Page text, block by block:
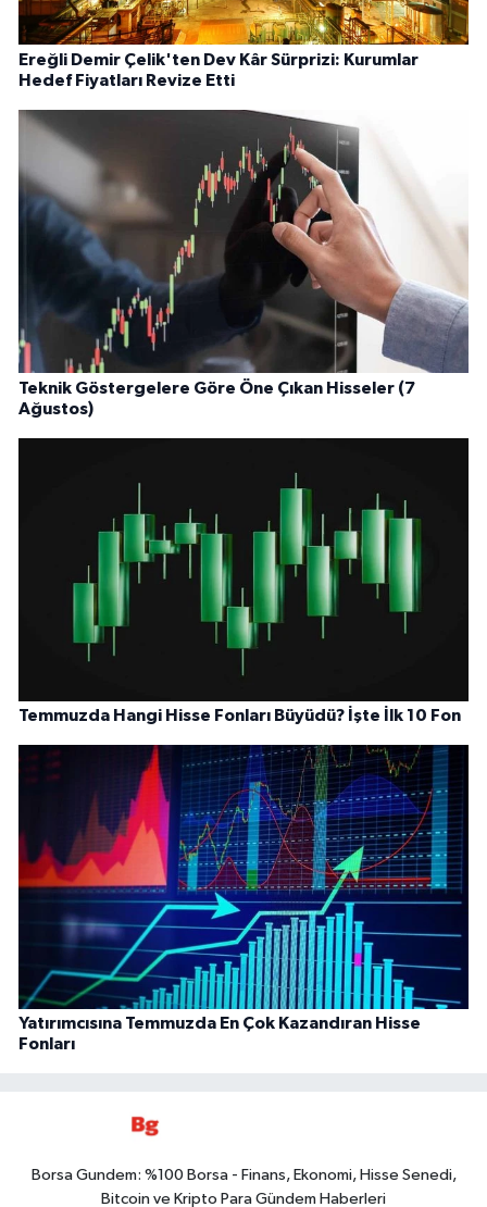
Ereğli Demir Çelik'ten Dev Kâr Sürprizi: Kurumlar
Hedef Fiyatları Revize Etti
Teknik Göstergelere Göre Öne Çıkan Hisseler (7
Ağustos)
Temmuzda Hangi Hisse Fonları Büyüdü? İşte İlk 10 Fon
Yatırımcısına Temmuzda En Çok Kazandıran Hisse
Fonları
Borsa Gundem: %100 Borsa - Finans, Ekonomi, Hisse Senedi,
Bitcoin ve Kripto Para Gündem Haberleri